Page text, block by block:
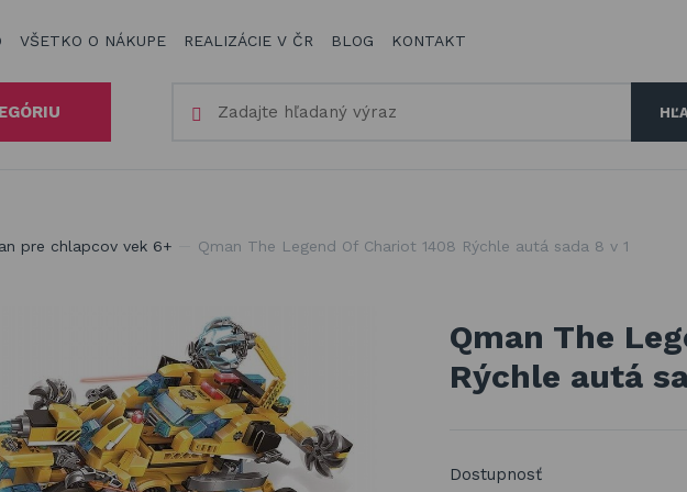
VŠETKO O NÁKUPE REALIZÁCIE V ČR BLOG KONTAKT
terasy či balkóna
pre chlapcov vek 6+ Qman The Legend Of Chariot 1408 Rýchle autá sada 8 v 1
Qman The
Rýchle autá
Dostupnosť